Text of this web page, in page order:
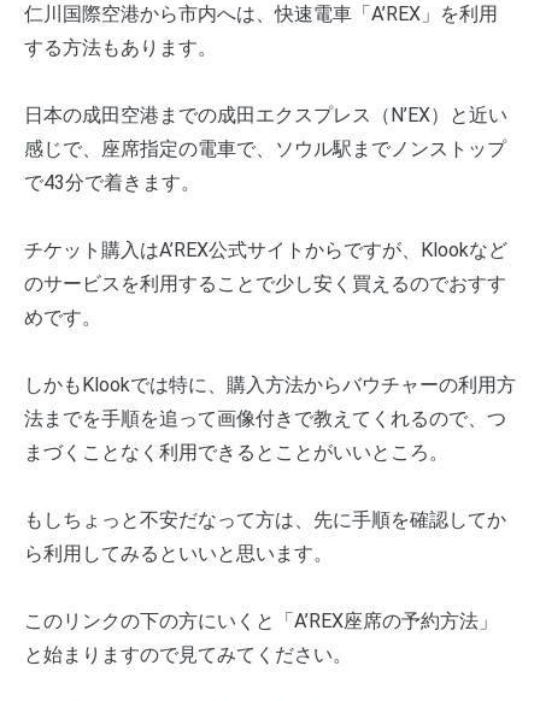
仁川国際空港から市内へは、快速電車「A’REX」を利用
する方法もあります。
日本の成田空港までの成田エクスプレス（N’EX）と近い
感じで、座席指定の電車で、ソウル駅までノンストップ
で43分で着きます。
チケット購入はA’REX公式サイトからですが、Klookなど
のサービスを利用することで少し安く買えるのでおすす
めです。
しかもKlookでは特に、購入方法からバウチャーの利用方
法までを手順を追って画像付きで教えてくれるので、つ
まづくことなく利用できるとことがいいところ。
もしちょっと不安だなって方は、先に手順を確認してか
ら利用してみるといいと思います。
このリンクの下の方にいくと「A’REX座席の予約方法」
と始まりますので見てみてください。